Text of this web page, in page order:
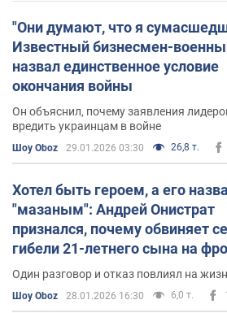
"Они думают, что я
Известный бизнесмен-
назвал единственное условие
окончания войны
Он объяснил, почему заявления
вредить украинцам в войне
Шоу Oboz 29.01.2026 03:30 26,8 т.
Хотел быть героем, а его
"мазаным": Андрей Онистрат
признался, почему обвиняет
гибели 21-летнего сына на
Один разговор и отказ повлиял на
Шоу Oboz 28.01.2026 16:30 6,0 т.